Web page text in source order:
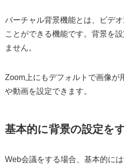
バーチャル背景機能とは、ビデ
ことができる機能です。背景を
ません。
Zoom上にもデフォルトで画像が
や動画を設定できます。
基本的に背景の設定を
Web会議をする場合、基本的に